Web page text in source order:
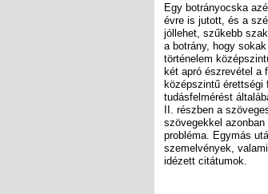
Egy botrányocska
évre is jutott, és a
jóllehet, szűkebb
a botrány, hogy
történelem
két apró észrevétel a
középszintű érettségi
tudásfelmérést
II. részben a
szövegekkel
probléma. Egymás
szemelvények,
idézett citátumok.